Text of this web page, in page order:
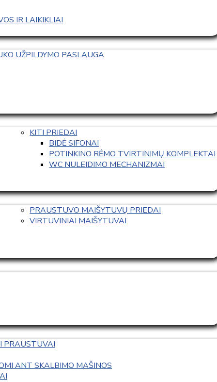
IR LAIKIKLIAI
UŽPILDYMO PASLAUGA
KITI PRIEDAI
BIDĖ SIFONAI
POTINKINO RĖMO TVIRTINIMŲ KOMPLEKTAI
WC NULEIDIMO MECHANIZMAI
PRAUSTUVO MAIŠYTUVŲ PRIEDAI
VIRTUVINIAI MAIŠYTUVAI
PRAUSTUVAI
ANT SKALBIMO MAŠINOS